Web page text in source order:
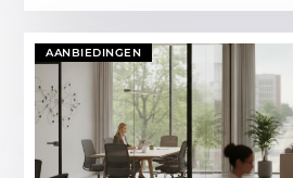
AANBIEDINGEN